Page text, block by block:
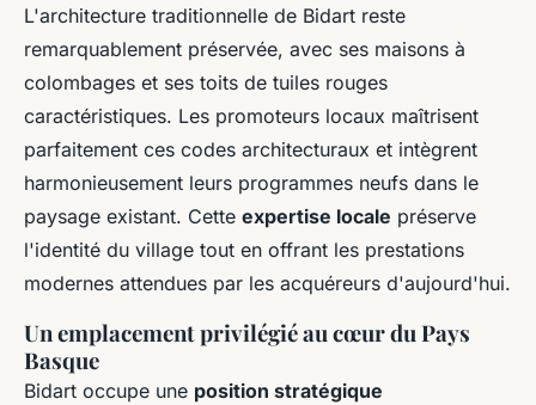
L'architecture traditionnelle de Bidart reste
remarquablement préservée, avec ses maisons à
colombages et ses toits de tuiles rouges
caractéristiques. Les promoteurs locaux maîtrisent
parfaitement ces codes architecturaux et intègrent
harmonieusement leurs programmes neufs dans le
paysage existant. Cette expertise locale préserve
l'identité du village tout en offrant les prestations
modernes attendues par les acquéreurs d'aujourd'hui.
Un emplacement privilégié au cœur du Pays
Basque
Bidart occupe une position stratégique